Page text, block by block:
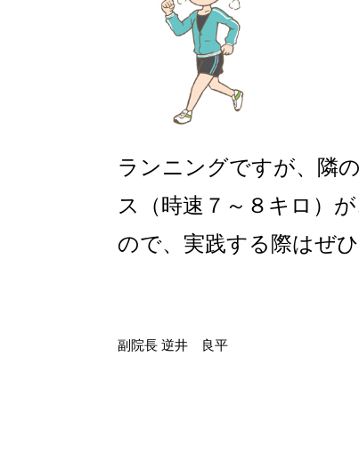
ランニングですが、隣
ス（時速７～８キロ）
ので、実践する際はぜ
副院長 逆井 良平